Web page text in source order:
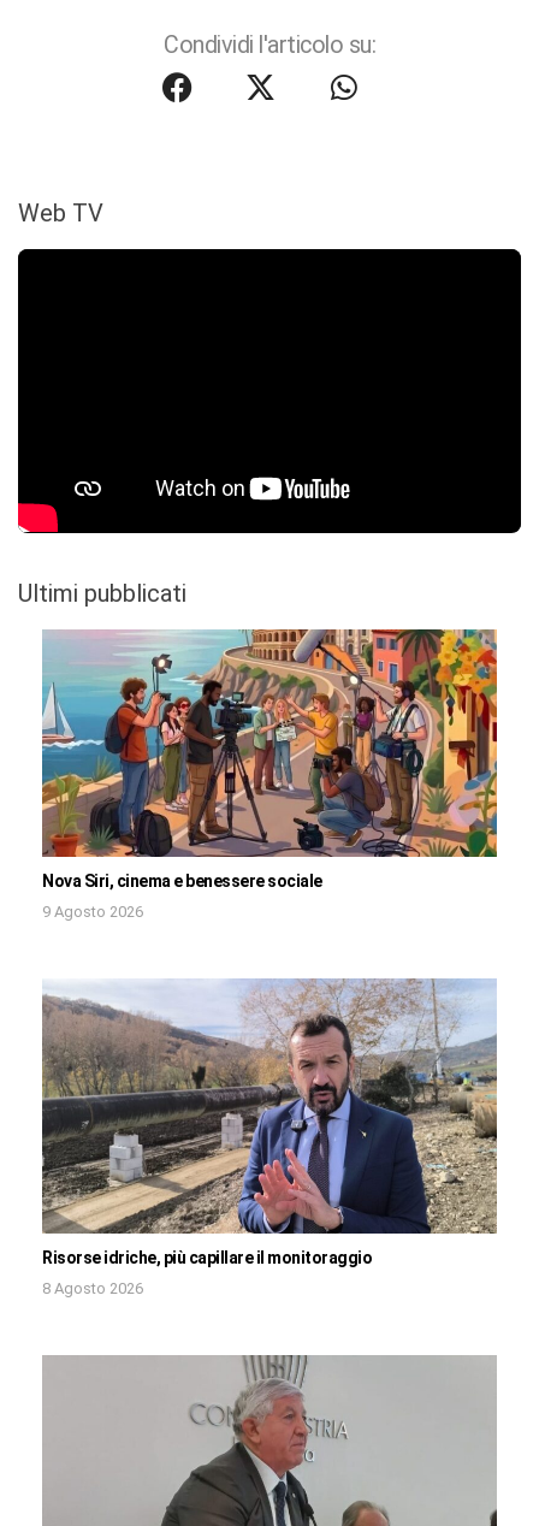
Condividi l'articolo su:
Web TV
Ultimi pubblicati
Nova Siri, cinema e benessere sociale
9 Agosto 2026
Risorse idriche, più capillare il monitoraggio
8 Agosto 2026